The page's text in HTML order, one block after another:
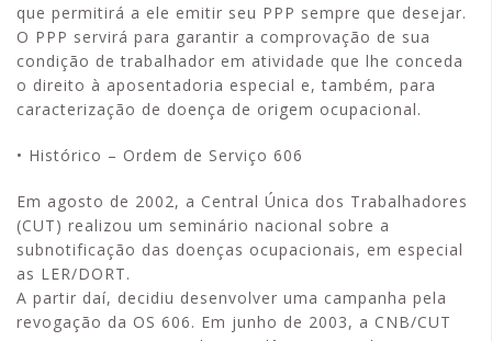
que permitirá a ele emitir seu PPP sempre que desejar.
O PPP servirá para garantir a comprovação de sua
condição de trabalhador em atividade que lhe conceda
o direito à aposentadoria especial e, também, para
caracterização de doença de origem ocupacional.
• Histórico – Ordem de Serviço 606
Em agosto de 2002, a Central Única dos Trabalhadores
(CUT) realizou um seminário nacional sobre a
subnotificação das doenças ocupacionais, em especial
as LER/DORT.
A partir daí, decidiu desenvolver uma campanha pela
revogação da OS 606. Em junho de 2003, a CNB/CUT